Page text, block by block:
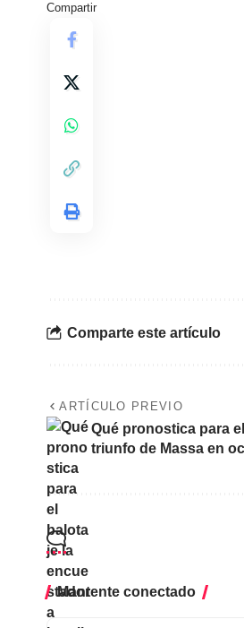
Compartir
Comparte este artículo
ARTÍCULO PREVIO
Qué pronostica para
triunfo de Massa en
Mantente conectado